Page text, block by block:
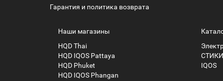
Гарантия и политика возврата
Наши магазины
HQD Thai
HQD IQOS Pattaya
HQD Phuket
HQD IQOS Phangan
СТИКИ
IQOS